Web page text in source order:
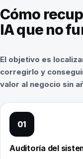
Cómo
IA que no
El objetivo es
corregirlo y
valor al negocio sin
01
Auditoría del